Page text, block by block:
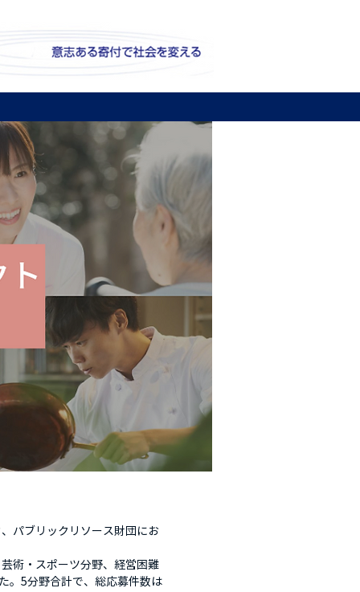
パブリックリソース財団にお
術・スポーツ分野、経営困難
。5分野合計で、総応募件数は